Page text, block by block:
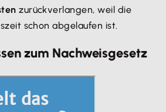
zurückverlangen, weil die
schon abgelaufen ist.
zum Nachweisgesetz